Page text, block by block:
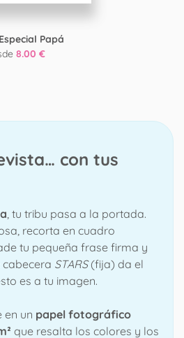
Papá
8.00 €
con tus
, tu tribu pasa a la portada.
recorta en cuadro
tu pequeña frase firma y
STARS(fija) da el
es a tu imagen.
en un papel fotográfico
que resalta los colores y los